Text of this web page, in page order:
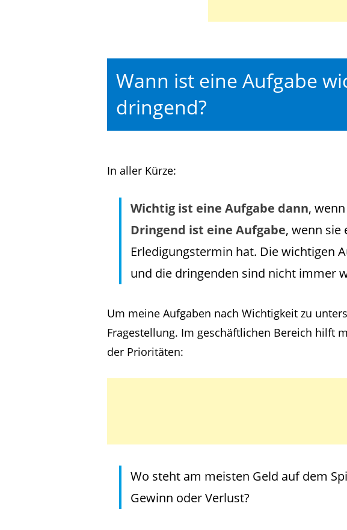
Wann ist eine Aufgabe
dringend?
In aller Kürze:
Wichtig ist eine Aufgabe dann,
Dringend ist eine Aufgabe, wenn sie
Erledigungstermin hat. Die wichtigen
und die dringenden sind nicht immer
Um meine Aufgaben nach Wichtigkeit zu
Fragestellung. Im geschäftlichen Bereich hilft
der Prioritäten:
Wo steht am meisten Geld auf dem
Gewinn oder Verlust?